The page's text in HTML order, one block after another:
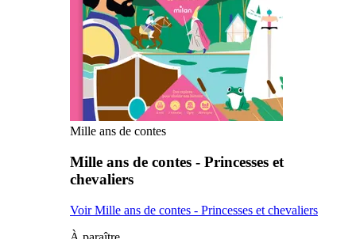
Mille ans de contes
Mille ans de contes - Princesses et
chevaliers
Voir Mille ans de contes - Princesses et chevaliers